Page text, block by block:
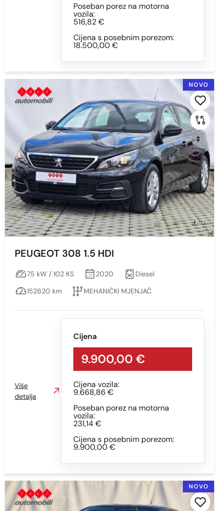
Poseban porez na motorna
vozila:
516,82 €
Cijena s posebnim porezom:
18.500,00 €
NOVO
PEUGEOT 308 1.5 HDI
75 kW / 102 KS 2020
Diesel
152620 km
MEHANIČKI MJENJAČ
Cijena
9.900,00 €
Cijena vozila:
9.668,86 €
Poseban porez na motorna
vozila:
231,14 €
Cijena s posebnim porezom:
9.900,00 €
Više
detalja
NOVO